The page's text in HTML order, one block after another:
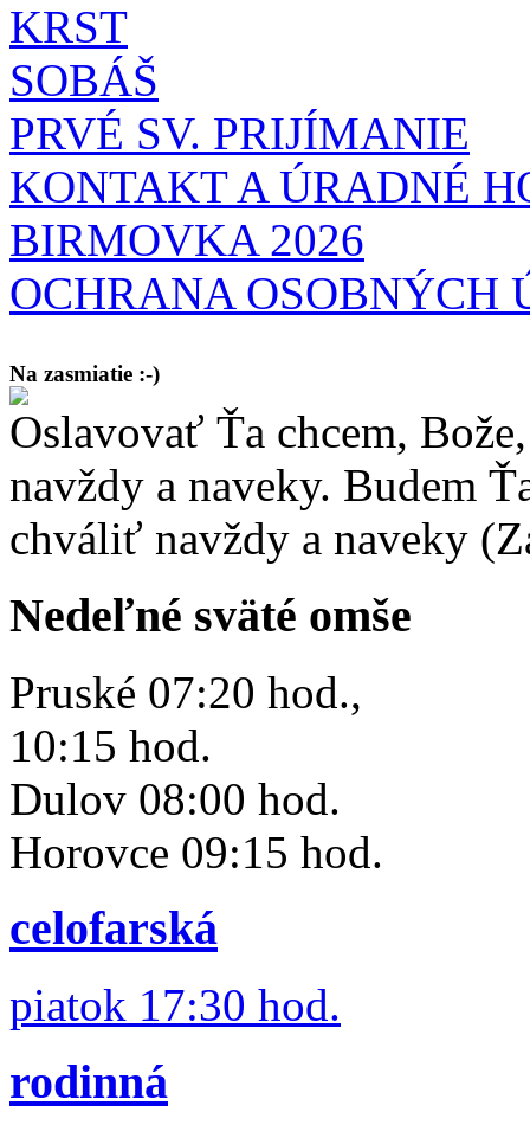
KRST
SOBÁŠ
PRVÉ SV. PRIJÍMANIE
KONTAKT A ÚRADNÉ
BIRMOVKA 2026
OCHRANA OSOBNÝCH
Na zasmiatie :-)
Malý chlapec sa modlí:
Pane Bože, ďakujem za otecka, za mamičku a prosím aj za Teba,
Oslavovať Ťa chcem,
navždy a naveky. Budem
chváliť navždy a naveky
Nedeľné sväté omše
Pruské 07:20 hod.,
10:15 hod.
Dulov 08:00 hod.
Horovce 09:15 hod.
celofarská
piatok 17:30 hod.
rodinná